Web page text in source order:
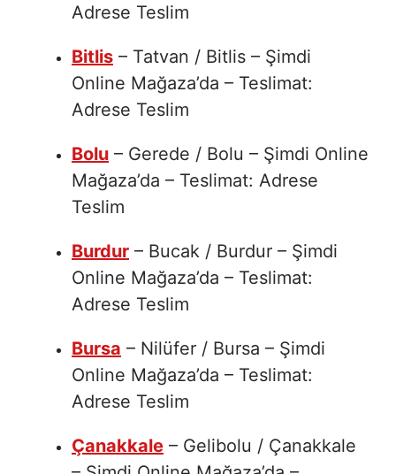
Adrese Teslim
Bitlis – Tatvan / Bitlis – Şimdi
Online Mağaza’da – Teslimat:
Adrese Teslim
Bolu – Gerede / Bolu – Şimdi Online
Mağaza’da – Teslimat: Adrese
Teslim
Burdur – Bucak / Burdur – Şimdi
Online Mağaza’da – Teslimat:
Adrese Teslim
Bursa – Nilüfer / Bursa – Şimdi
Online Mağaza’da – Teslimat:
Adrese Teslim
Çanakkale – Gelibolu / Çanakkale